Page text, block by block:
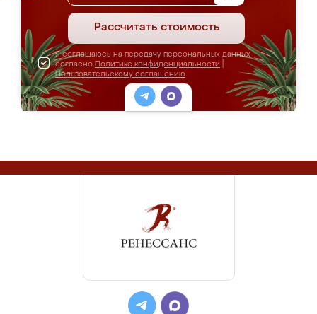
Рассчитать стоимость
Я соглашаюсь на передачу персональных данных
согласно Политике конфиденциальности
Пользовательскому соглашению